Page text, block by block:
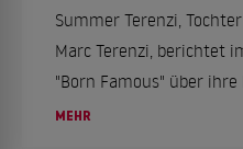
Summer Terenzi,
Marc Terenzi, berichtet
"Born Famous" über
der Schule aufgrund von
MEHR